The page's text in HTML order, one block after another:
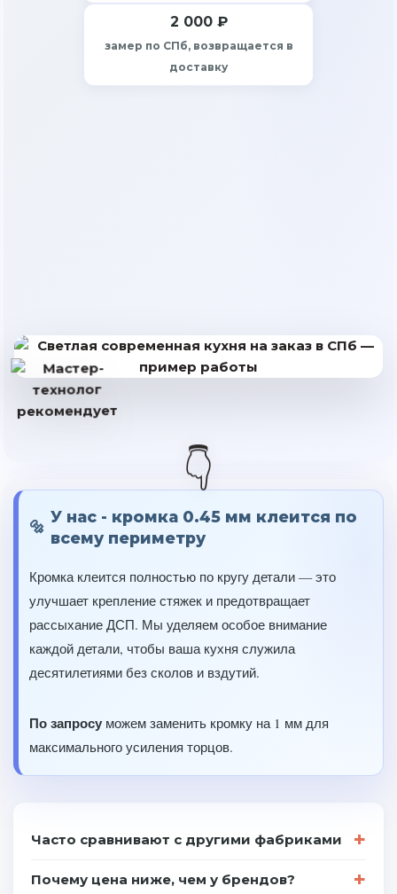
2 000 ₽
замер по СПб, возвращается в
доставку
👇
У нас - кромка 0.45 мм клеится по
всему периметру
Кромка клеится полностью по кругу детали — это
улучшает крепление стяжек и предотвращает
рассыхание ДСП. Мы уделяем особое внимание
каждой детали, чтобы ваша кухня служила
десятилетиями без сколов и вздутий.
По запросу можем заменить кромку на 1 мм для
максимального усиления торцов.
Часто сравнивают с другими фабриками
Почему цена ниже, чем у брендов?